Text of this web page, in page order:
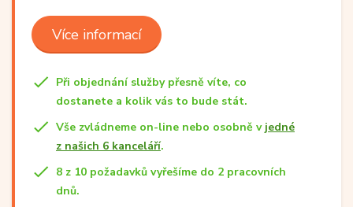
Více informací
Při objednání služby přesně víte, co
dostanete a kolik vás to bude stát.
Vše zvládneme on-line nebo osobně v jedné
z našich 6 kanceláří.
8 z 10 požadavků vyřešíme do 2 pracovních
dnů.